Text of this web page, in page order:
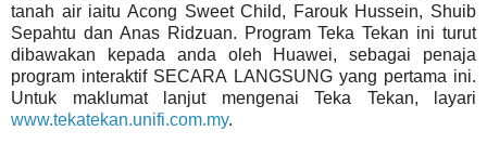
tanah air iaitu Acong Sweet Child, Farouk Hussein, Shuib
Sepahtu dan Anas Ridzuan. Program Teka Tekan ini turut
dibawakan kepada anda oleh Huawei, sebagai penaja
program interaktif SECARA LANGSUNG yang pertama ini.
Untuk maklumat lanjut mengenai Teka Tekan, layari
www.tekatekan.unifi.com.my.